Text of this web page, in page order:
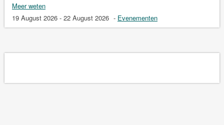
Meer weten
19 August 2026 - 22 August 2026 - Evenementen